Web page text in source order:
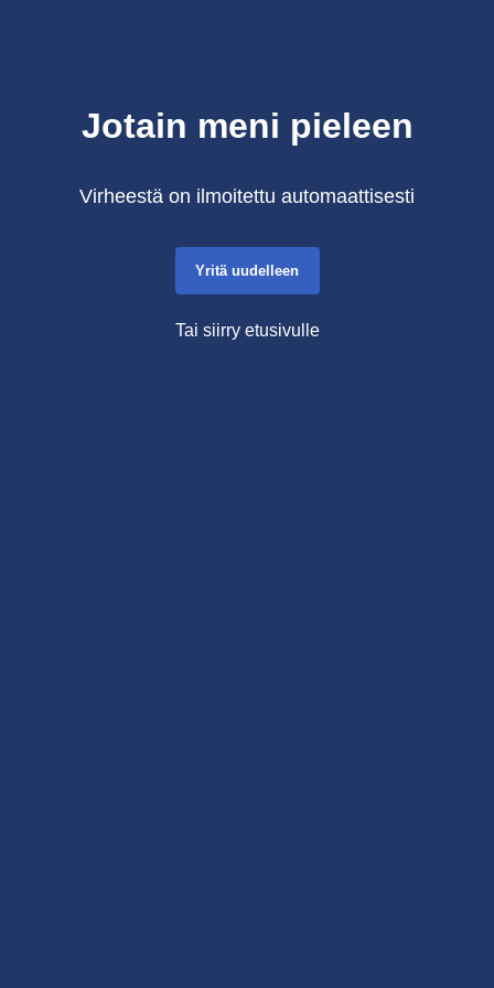
Jotain meni pieleen
Virheestä on ilmoitettu automaattisesti
Yritä uudelleen
Tai siirry etusivulle